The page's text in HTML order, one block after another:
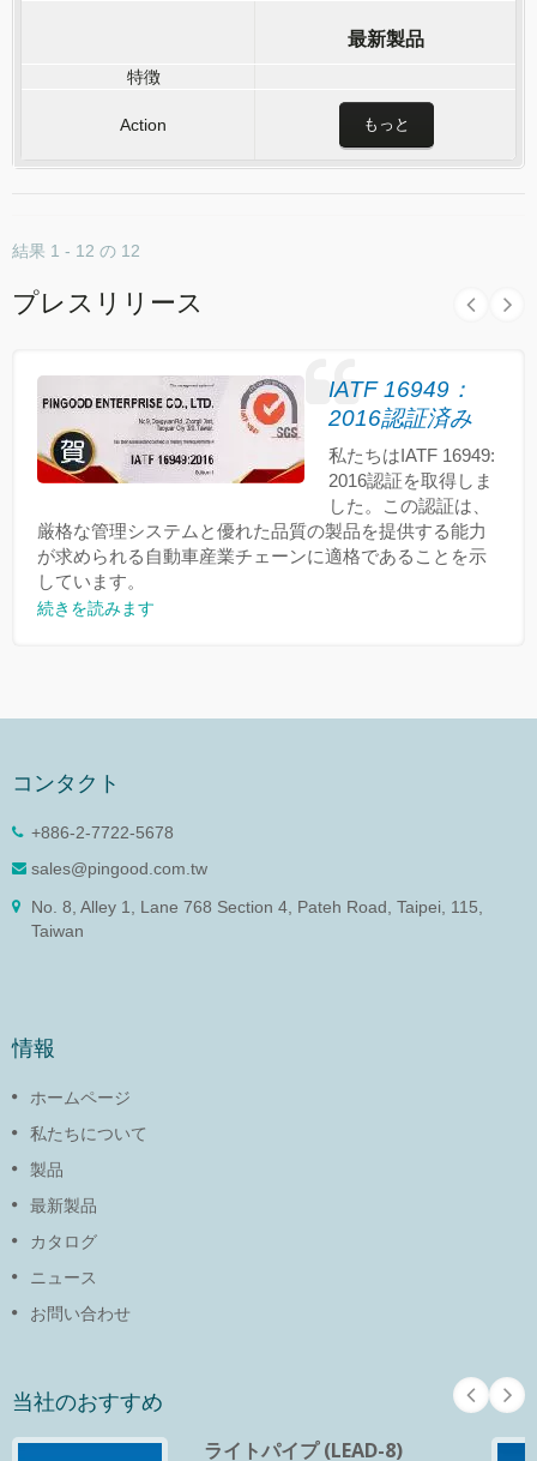
最新製品
もっと
結果 1 - 12 の 12
プレスリリース
IATF 16949：
2016認証済み
私たちはIATF 16949:
2016認証を取得しま
した。この認証は、
厳格な管理システムと優れた品質の製品を提供する能力
が求められる自動車産業チェーンに適格であることを示
しています。
続きを読みます
コンタクト
+886-2-7722-5678
sales@pingood.com.tw
No. 8, Alley 1, Lane 768 Section 4, Pateh Road, Taipei, 115,
Taiwan
情報
ホームページ
私たちについて
製品
最新製品
カタログ
ニュース
お問い合わせ
当社のおすすめ
ライトパイプ (LEAD-8)